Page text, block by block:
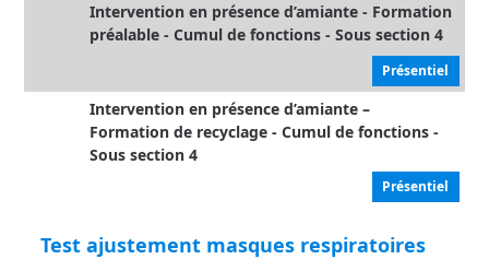
Intervention en présence d’amiante - Formation
préalable - Cumul de fonctions - Sous section 4
Présentiel
Intervention en présence d’amiante –
Formation de recyclage - Cumul de fonctions -
Sous section 4
Présentiel
Test ajustement masques respiratoires